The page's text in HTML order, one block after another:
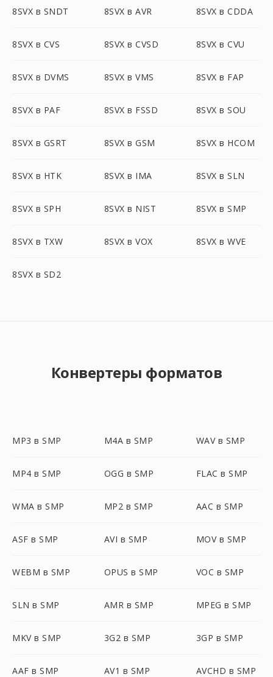
8SVX в SNDT 8SVX в AVR 8SVX в CDDA
8SVX в CVS 8SVX в CVSD 8SVX в CVU
8SVX в DVMS 8SVX в VMS 8SVX в FAP
8SVX в PAF 8SVX в FSSD 8SVX в SOU
8SVX в GSRT 8SVX в GSM 8SVX в HCOM
8SVX в HTK 8SVX в IMA 8SVX в SLN
8SVX в SPH 8SVX в NIST 8SVX в SMP
8SVX в TXW 8SVX в VOX 8SVX в WVE
8SVX в SD2
Конвертеры форматов
MP3 в SMP M4A в SMP WAV в SMP
MP4 в SMP OGG в SMP FLAC в SMP
WMA в SMP MP2 в SMP AAC в SMP
ASF в SMP AVI в SMP MOV в SMP
WEBM в SMP OPUS в SMP VOC в SMP
SLN в SMP AMR в SMP MPEG в SMP
MKV в SMP 3G2 в SMP 3GP в SMP
AAF в SMP AV1 в SMP AVCHD в SMP